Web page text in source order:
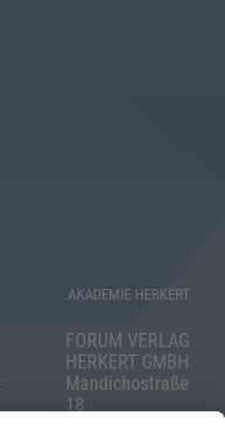
AKADEMIE HERKERT
FORUM VERLAG
HERKERT GMBH
Mandichostraße
18